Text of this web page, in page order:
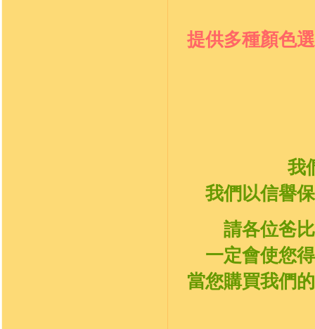
提供多種顏色
我
我們以信譽
請各位爸
一定會使您
當您購買我們